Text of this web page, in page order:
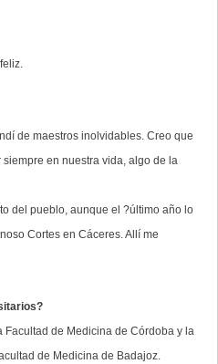
de maestros inolvidables. Creo que
en nuestra vida, algo de la
del pueblo, aunque el ?último año lo
Cortes en Cáceres. Allí me
de Medicina de Córdoba y la
de Medicina de Badajoz.